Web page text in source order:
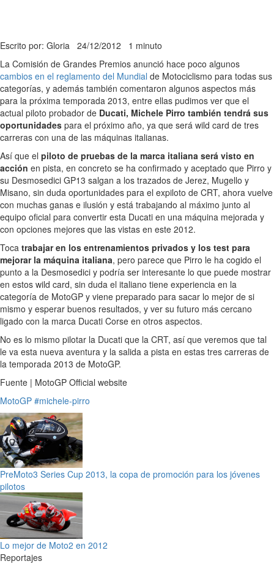
Escrito por: Gloria 24/12/2012 1 minuto
La Comisión de Grandes Premios anunció hace poco algunos
cambios en el reglamento del Mundial de Motociclismo para todas sus
categorías, y además también comentaron algunos aspectos más
para la próxima temporada 2013, entre ellas pudimos ver que el
actual piloto probador de Ducati, Michele Pirro también tendrá sus
oportunidades para el próximo año, ya que será wild card de tres
carreras con una de las máquinas italianas.
Así que el piloto de pruebas de la marca italiana será visto en
acción en pista, en concreto se ha confirmado y aceptado que Pirro y
su Desmosedici GP13 salgan a los trazados de Jerez, Mugello y
Misano, sin duda oportunidades para el expiloto de CRT, ahora vuelve
con muchas ganas e ilusión y está trabajando al máximo junto al
equipo oficial para convertir esta Ducati en una máquina mejorada y
con opciones mejores que las vistas en este 2012.
Toca trabajar en los entrenamientos privados y los test para
mejorar la máquina italiana, pero parece que Pirro le ha cogido el
punto a la Desmosedici y podría ser interesante lo que puede mostrar
en estos wild card, sin duda el italiano tiene experiencia en la
categoría de MotoGP y viene preparado para sacar lo mejor de si
mismo y esperar buenos resultados, y ver su futuro más cercano
ligado con la marca Ducati Corse en otros aspectos.
No es lo mismo pilotar la Ducati que la CRT, así que veremos que tal
le va esta nueva aventura y la salida a pista en estas tres carreras de
la temporada 2013 de MotoGP.
Fuente | MotoGP Official website
MotoGP #michele-pirro
PreMoto3 Series Cup 2013, la copa de promoción para los jóvenes
pilotos
Lo mejor de Moto2 en 2012
Reportajes